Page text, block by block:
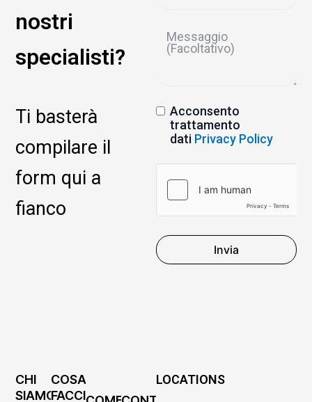
nostri
specialisti?
Ti basterà
compilare il
form qui a
fianco
Acconsento
trattamento
dati Privacy Policy
Invia
CHI
SIAMO
COSA
FACCIAMO
LOCATIONS